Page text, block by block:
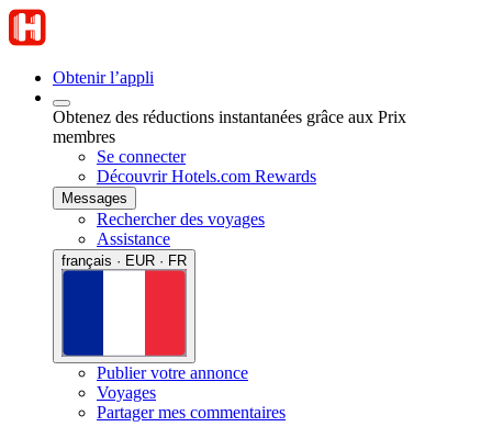
Obtenir l’appli
Obtenez des réductions instantanées grâce aux Prix
membres
Se connecter
Découvrir Hotels.com Rewards
Messages
Rechercher des voyages
Assistance
français · EUR · FR
Publier votre annonce
Voyages
Partager mes commentaires